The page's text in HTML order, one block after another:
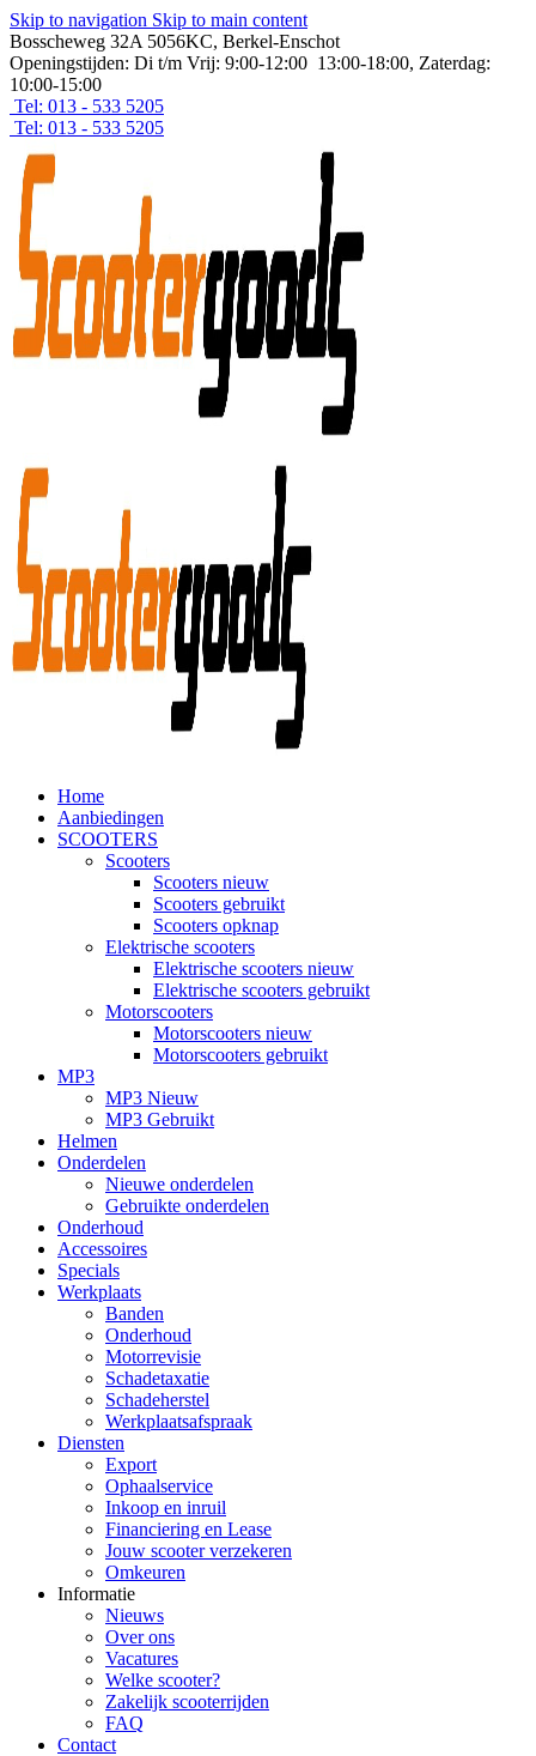
Skip to navigation Skip to main content
Bosscheweg 32A 5056KC, Berkel-Enschot
Openingstijden: Di t/m Vrij: 9:00-12:00 13:00-18:00, Zaterdag:
10:00-15:00
Tel: 013 - 533 5205
Tel: 013 - 533 5205
Home
Aanbiedingen
SCOOTERS
Scooters
Scooters nieuw
Scooters gebruikt
Scooters opknap
Elektrische scooters
Elektrische scooters nieuw
Elektrische scooters gebruikt
Motorscooters
Motorscooters nieuw
Motorscooters gebruikt
MP3
MP3 Nieuw
MP3 Gebruikt
Helmen
Onderdelen
Nieuwe onderdelen
Gebruikte onderdelen
Onderhoud
Accessoires
Specials
Werkplaats
Banden
Onderhoud
Motorrevisie
Schadetaxatie
Schadeherstel
Werkplaatsafspraak
Diensten
Export
Ophaalservice
Inkoop en inruil
Financiering en Lease
Jouw scooter verzekeren
Omkeuren
Informatie
Nieuws
Over ons
Vacatures
Welke scooter?
Zakelijk scooterrijden
FAQ
Contact